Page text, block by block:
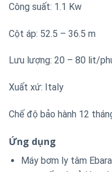
Công suất: 1.1 Kw
Cột áp: 52.5 – 36.5 m
Lưu lượng: 20 – 80 lit/
Xuất xứ: Italy
Chế độ bảo hành 12
Ứng dụng
Máy bơm ly tâm